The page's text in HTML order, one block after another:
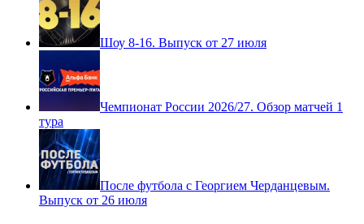
Шоу 8-16. Выпуск от 27 июля
Чемпионат России 2026/27. Обзор матчей 1
тура
После футбола с Георгием Черданцевым.
Выпуск от 26 июля